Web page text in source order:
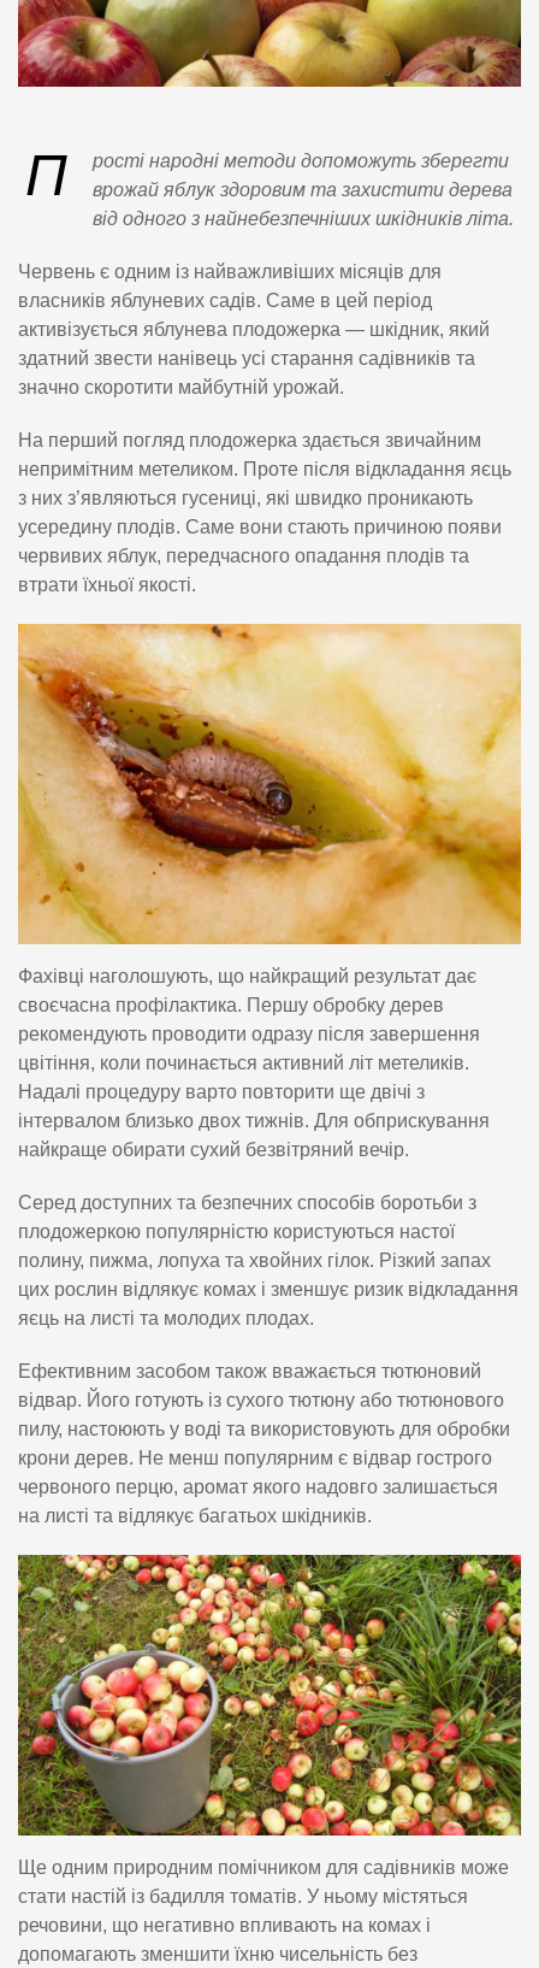
П
рості народні методи допоможуть зберегти
врожай яблук здоровим та захистити дерева
від одного з найнебезпечніших шкідників літа.
Червень є одним із найважливіших місяців для
власників яблуневих садів. Саме в цей період
активізується яблунева плодожерка — шкідник, який
здатний звести нанівець усі старання садівників та
значно скоротити майбутній урожай.
На перший погляд плодожерка здається звичайним
непримітним метеликом. Проте після відкладання яєць
з них з’являються гусениці, які швидко проникають
усередину плодів. Саме вони стають причиною появи
червивих яблук, передчасного опадання плодів та
втрати їхньої якості.
Фахівці наголошують, що найкращий результат дає
своєчасна профілактика. Першу обробку дерев
рекомендують проводити одразу після завершення
цвітіння, коли починається активний літ метеликів.
Надалі процедуру варто повторити ще двічі з
інтервалом близько двох тижнів. Для обприскування
найкраще обирати сухий безвітряний вечір.
Серед доступних та безпечних способів боротьби з
плодожеркою популярністю користуються настої
полину, пижма, лопуха та хвойних гілок. Різкий запах
цих рослин відлякує комах і зменшує ризик відкладання
яєць на листі та молодих плодах.
Ефективним засобом також вважається тютюновий
відвар. Його готують із сухого тютюну або тютюнового
пилу, настоюють у воді та використовують для обробки
крони дерев. Не менш популярним є відвар гострого
червоного перцю, аромат якого надовго залишається
на листі та відлякує багатьох шкідників.
Ще одним природним помічником для садівників може
стати настій із бадилля томатів. У ньому містяться
речовини, що негативно впливають на комах і
допомагають зменшити їхню чисельність без